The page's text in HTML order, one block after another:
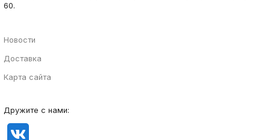
60.
Новости
Доставка
Карта сайта
Дружите с нами: